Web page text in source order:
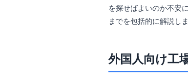
を探せばよいのか不安
までを包括的に解説し
外国人向け工